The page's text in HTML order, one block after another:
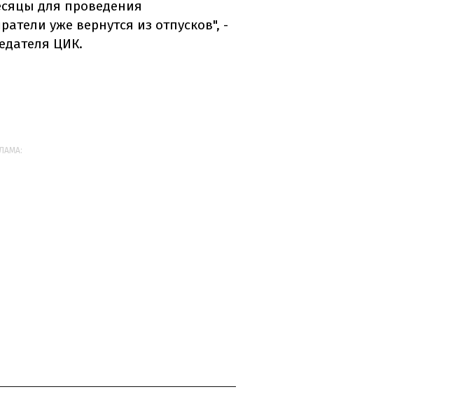
для проведения
уже вернутся из отпусков", -
ЦИК.